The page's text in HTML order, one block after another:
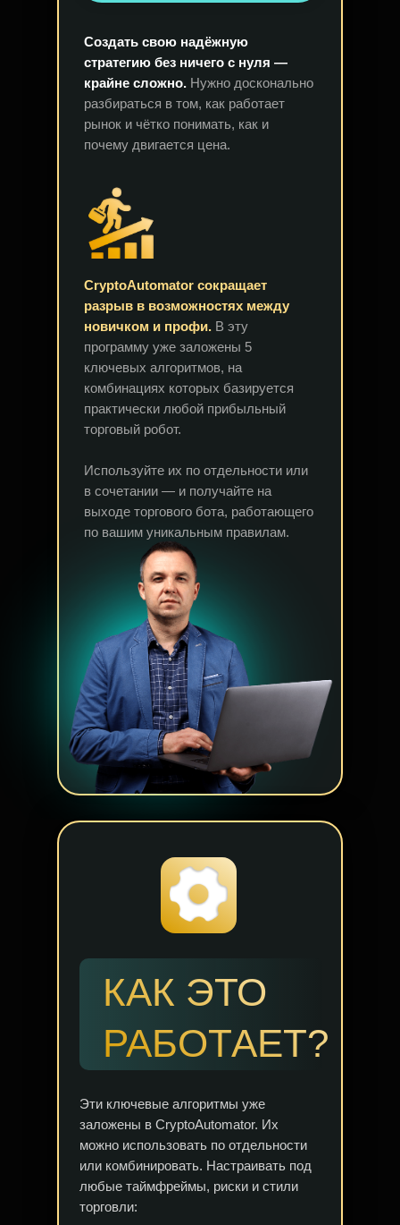
Создать свою надёжную
стратегию без ничего с нуля —
крайне сложно. Нужно досконально
разбираться в том, как работает
рынок и чётко понимать, как и
почему двигается цена.
CryptoAutomator сокращает
разрыв в возможностях между
новичком и профи. В эту
программу уже заложены 5
ключевых алгоритмов, на
комбинациях которых базируется
практически любой прибыльный
торговый робот.
Используйте их по отдельности или
в сочетании — и получайте на
выходе торгового бота, работающего
по вашим уникальным правилам.
КАК ЭТО
РАБОТАЕТ?
Эти ключевые алгоритмы уже
заложены в CryptoAutomator. Их
можно использовать по отдельности
или комбинировать. Настраивать под
любые таймфреймы, риски и стили
торговли: